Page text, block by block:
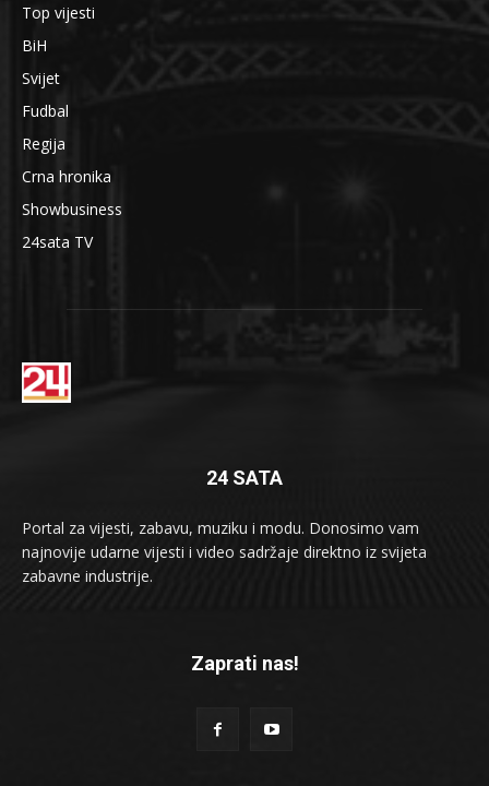
Top vijesti
BiH
Svijet
Fudbal
Regija
Crna hronika
Showbusiness
24sata TV
24 SATA
Portal za vijesti, zabavu, muziku i modu. Donosimo vam
najnovije udarne vijesti i video sadržaje direktno iz svijeta
zabavne industrije.
Zaprati nas!